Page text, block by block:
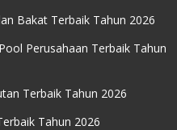
Bakat Terbaik Tahun 2026
Perusahaan Terbaik Tahun
Terbaik Tahun 2026
Tahun 2026